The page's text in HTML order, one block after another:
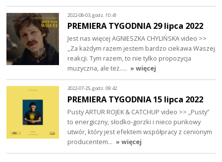
2022-08-03, godz. 10:41
PREMIERA TYGODNIA 29 lipca 2022
Jest nas więcej AGNIESZKA CHYLIŃSKA video >>
,,Za każdym razem jestem bardzo ciekawa Waszej
reakcji. Tym razem, to nie tylko propozycja
muzyczna, ale też..… » więcej
2022-07-25, godz. 09:42
PREMIERA TYGODNIA 15 lipca 2022
Pusty ARTUR ROJEK & CATCHUP video >> „Pusty”
to energiczny, słodko-gorzki i nieco punkowy
utwór, który jest efektem współpracy z cenionym
producentem… » więcej